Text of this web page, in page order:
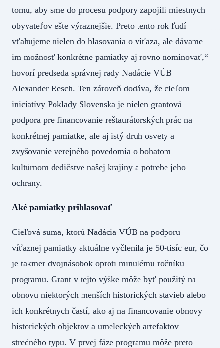
tomu, aby sme do procesu podpory zapojili miestnych
obyvateľov ešte výraznejšie. Preto tento rok ľudí
vťahujeme nielen do hlasovania o víťaza, ale dávame
im možnosť konkrétne pamiatky aj rovno nominovať,“
hovorí predseda správnej rady Nadácie VÚB
Alexander Resch. Ten zároveň dodáva, že cieľom
iniciatívy Poklady Slovenska je nielen grantová
podpora pre financovanie reštaurátorských prác na
konkrétnej pamiatke, ale aj istý druh osvety a
zvyšovanie verejného povedomia o bohatom
kultúrnom dedičstve našej krajiny a potrebe jeho
ochrany.
Aké pamiatky prihlasovať
Cieľová suma, ktorú Nadácia VÚB na podporu
víťaznej pamiatky aktuálne vyčlenila je 50-tisíc eur, čo
je takmer dvojnásobok oproti minulému ročníku
programu. Grant v tejto výške môže byť použitý na
obnovu niektorých menších historických stavieb alebo
ich konkrétnych častí, ako aj na financovanie obnovy
historických objektov a umeleckých artefaktov
stredného typu. V prvej fáze programu môže preto